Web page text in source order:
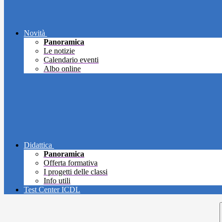
Novità
Panoramica
Le notizie
Calendario eventi
Albo online
Didattica
Panoramica
Offerta formativa
I progetti delle classi
Info utili
Test Center ICDL